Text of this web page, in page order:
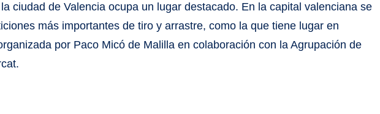
ciudad de Valencia ocupa un lugar destacado. En la capital valenciana se
más importantes de tiro y arrastre, como la que tiene lugar en
por Paco Micó de Malilla en colaboración con la Agrupación de